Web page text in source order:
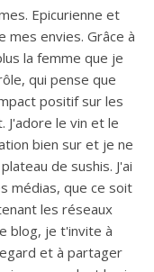
Epicurienne et
mes envies. Grâce à
la femme que je
qui pense que
positif sur les
le vin et le
bien sur et je ne
de sushis. J'ai
médias, que ce soit
les réseaux
blog, je t'invite à
et à partager